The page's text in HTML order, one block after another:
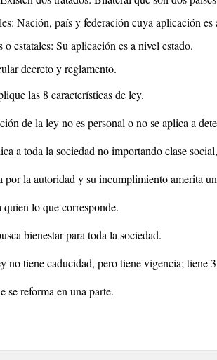
Nación, país y federación cuya aplicación es
o estatales: Su aplicación es a nivel estado.
decreto y reglamento.
las 8 características de ley.
de la ley no es personal o no se aplica a
a toda la sociedad no importando clase
por la autoridad y su incumplimiento amerita
quien lo que corresponde.
bienestar para toda la sociedad.
no tiene caducidad, pero tiene vigencia; tiene
se reforma en una parte.